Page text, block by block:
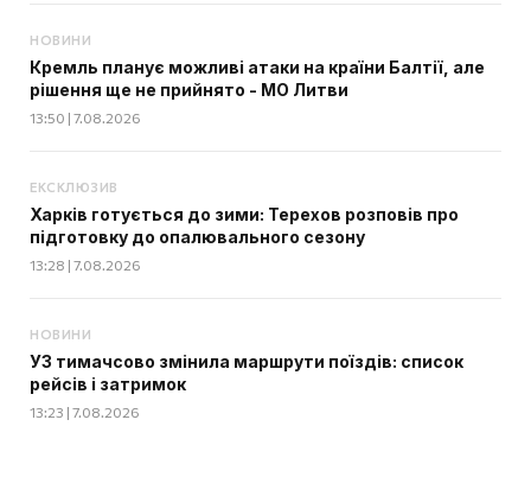
НОВИНИ
Кремль планує можливі атаки на країни Балтії, але
рішення ще не прийнято - МО Литви
13:50 | 7.08.2026
ЕКСКЛЮЗИВ
Харків готується до зими: Терехов розповів про
підготовку до опалювального сезону
13:28 | 7.08.2026
НОВИНИ
УЗ тимачсово змінила маршрути поїздів: список
рейсів і затримок
13:23 | 7.08.2026